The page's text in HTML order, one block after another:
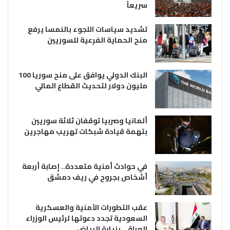
سريعاً
تشديد سياسات اللجوء بالنمسا يرفع
منح الحماية الفرعية للسوريين
البنك الدولي يوافق على منح سوريا 100
مليون دولار لتحديث القطاع المالي
ألمانيا وصربيا توقفان ثلاثة سوريين
بتهمة قيادة شبكات تهريب مهاجرين
في حوادث أمنية متعددة.. إصابة أربعة
أشخاص بجروح في ريف دمشق
عقب التطورات الأمنية والعسكرية
السعودية تجدد دعوتها لرئيس الوزراء